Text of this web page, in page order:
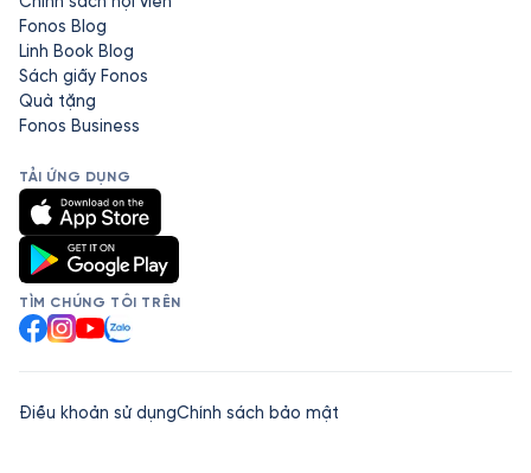
Fonos Blog
Linh Book Blog
Sách giấy Fonos
Quà tặng
Fonos Business
TẢI ỨNG DỤNG
TÌM CHÚNG TÔI TRÊN
Facebook
Instagram
YouTube
Zalo
Điều khoản sử dụngChính sách bảo mật